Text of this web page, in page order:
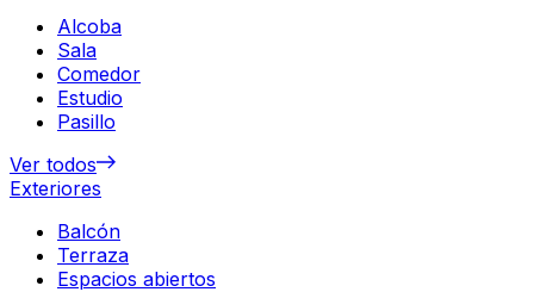
Alcoba
Sala
Comedor
Estudio
Pasillo
Ver todos
Exteriores
Balcón
Terraza
Espacios abiertos